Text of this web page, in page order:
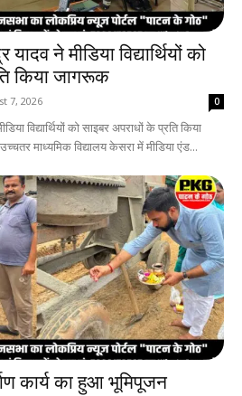
ने मीडिया विद्यार्थियों को
किया जागरूक
7, 2026 0
विद्यार्थियों को साइबर अपराधों के प्रति किया
माध्यमिक विद्यालय केसरा में मीडिया एंड...
कार्य का हुआ भूमिपूजन